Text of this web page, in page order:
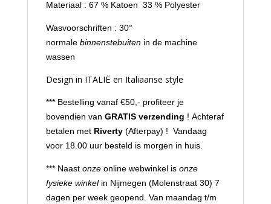
Materiaal : 67 % Katoen 33 % Polyester
Wasvoorschriften : 30°
normale binnenstebuiten in de machine
wassen
Design in ITALIË en Italiaanse style
*** Bestelling vanaf €50,- profiteer je
bovendien van GRATIS verzending ! Achteraf
betalen met Riverty (Afterpay) ! Vandaag
voor 18.00 uur besteld is morgen in huis.
*** Naast onzeonline webwinkel is onze
fysieke winkelin Nijmegen (Molenstraat 30) 7
dagen per week geopend. Van maandag t/m